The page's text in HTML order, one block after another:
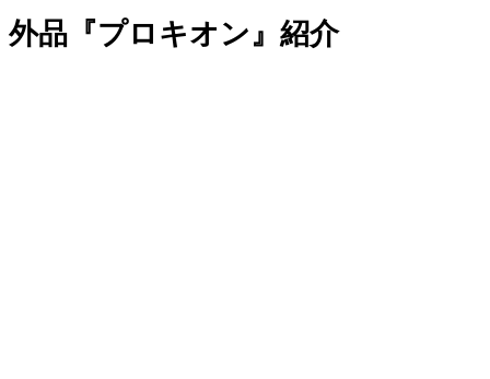
外品『プロキオン』紹介